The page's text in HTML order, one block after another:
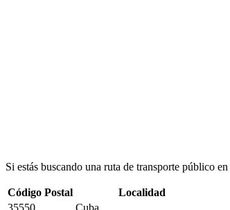
Si estás buscando una ruta de transporte público en
Código Postal
Localidad
35550
Cuba